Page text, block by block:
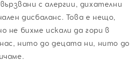
с алергии, дихателни
дисбаланс. Това е нещо,
не бихме искали да гори в
нито до децата ни, нито до